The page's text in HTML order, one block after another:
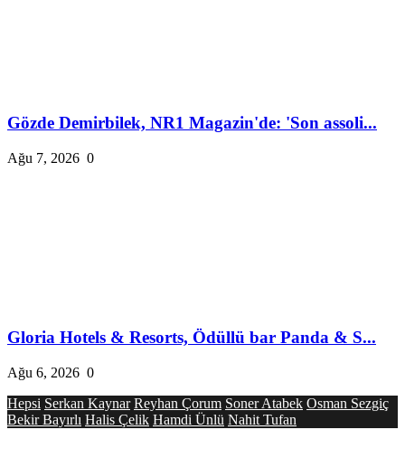
Gözde Demirbilek, NR1 Magazin'de: 'Son assoli...
Ağu 7, 2026 0
Gloria Hotels & Resorts, Ödüllü bar Panda & S...
Ağu 6, 2026 0
Hepsi Serkan Kaynar Reyhan Çorum Soner Atabek Osman Sezgiç
Bekir Bayırlı Halis Çelik Hamdi Ünlü Nahit Tufan